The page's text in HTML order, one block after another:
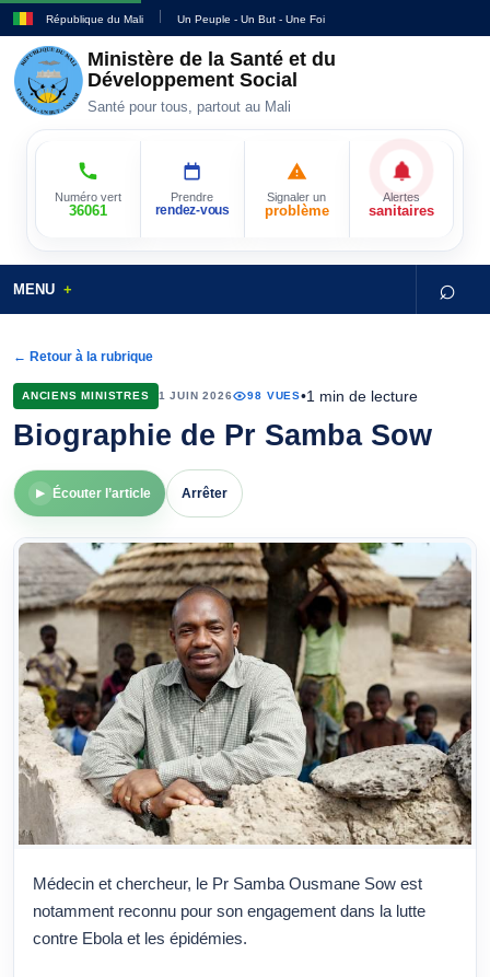
République du Mali Un Peuple - Un But - Une Foi
Ministère de la Santé et du
Développement Social
Santé pour tous, partout au Mali
Numéro vert
36061
Prendre
rendez-vous
Signaler un
problème
Alertes
sanitaires
MENU ⌕
← Retour à la rubrique
ANCIENS MINISTRES 1 JUIN 2026 98 VUES•1 min de lecture
Biographie de Pr Samba Sow
▶ Écouter l’article Arrêter
Médecin et chercheur, le Pr Samba Ousmane Sow est
notamment reconnu pour son engagement dans la lutte
contre Ebola et les épidémies.